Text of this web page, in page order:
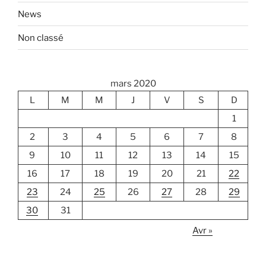
News
Non classé
mars 2020
L
M M J V S
D
1
2
3 4 5 6 7
8
9
10 11 12 13 14
15
16
17 18 19 20 21
22
23
24 25 26 27 28
29
30
31
Avr »